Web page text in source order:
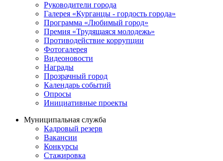
Руководители города
Галерея «Курганцы - гордость города»
Программа «Любимый город»
Премия «Трудящаяся молодежь»
Противодействие коррупции
Фотогалерея
Видеоновости
Награды
Прозрачный город
Календарь событий
Опросы
Инициативные проекты
Муниципальная служба
Кадровый резерв
Вакансии
Конкурсы
Стажировка